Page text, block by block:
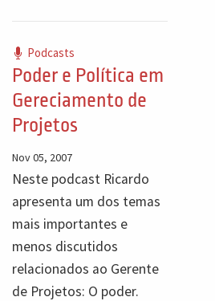
Podcasts
Poder e Política em
Gereciamento de
Projetos
Nov 05, 2007
Neste podcast Ricardo
apresenta um dos temas
mais importantes e
menos discutidos
relacionados ao Gerente
de Projetos: O poder.